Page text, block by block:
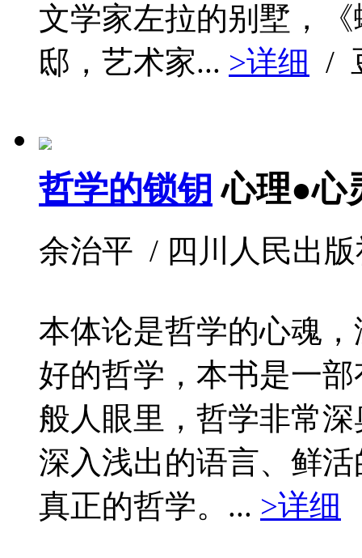
文学家左拉的别墅，
邸，艺术家... >详细 /
哲学的锁钥 心理●心
余治平 / 四川人民出
本体论是哲学的心魂
好的哲学，本书是一
般人眼里，哲学非常
深入浅出的语言、鲜
真正的哲学。... >详细